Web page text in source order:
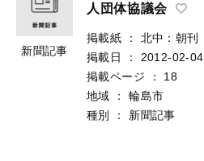
新聞記事
人団体協議会
掲載紙 ：
北中：朝刊
掲載日
：
2012-02-04
掲載ページ
：
18
地域
：
輪島市
種別
： 新聞記事